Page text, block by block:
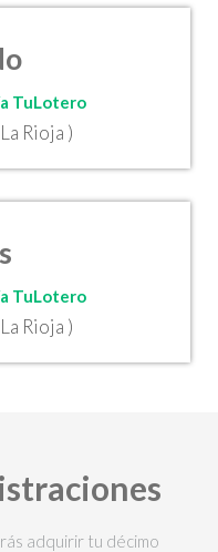
TuLotero
Rioja )
TuLotero
Rioja )
adquirir tu décimo